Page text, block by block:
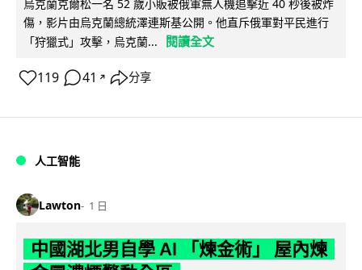
烏克蘭克爾松一名 52 歲小販被俄軍無人機追擊近 40 秒後被炸
傷，影片由烏克蘭總統澤連斯基公開。他直斥俄軍對平民進行
「狩獵式」攻擊，烏克蘭...
閱讀全文
119 41 ↗ 分享
人工智能
Lawton 1 日
中國湖北男自學 AI 「煉金術」 屋內煉